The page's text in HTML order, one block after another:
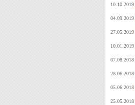
10.10.2019
04.09.2019
27.05.2019
10.01.2019
07.08.2018
28.06.2018
05.06.2018
25.05.2018